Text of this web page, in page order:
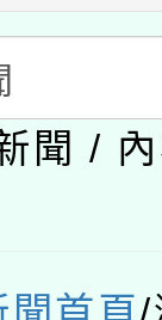
推動專
能─人
素養講
內容
赴陸
聞 / 內